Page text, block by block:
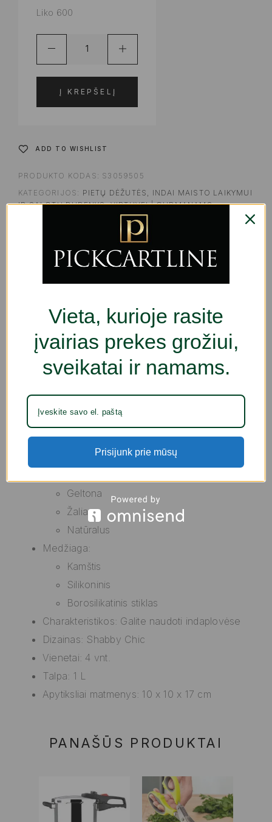
Liko 600
Į KREPŠELĮ
ADD TO WISHLIST
PRODUKTO KODAS: S3059505
KATEGORIJOS: PIETŲ DĖŽUTĖS, INDAI MAISTO LAIKYMUI
IR SALOTŲ DUBENYS,VIRTUVEI | GURMANAMS,
VIRTUVĖS PRIEDAI IR REIKMENYS MAISTO GAMINIMUI
APRAŠYMAS PAPILDOMA INFORMACIJA
Jei jums patinka rūpintis kiekviena namų detale ir
turėti pažangiausius produktus, palengvinančius
gyvenimą, įsigykiteAlavas Home ESPRIT Geltona
Žalia Natūralus Kamštis Silikoninis Borosilikatinis
stiklas Shabby Chic 1 L (4 vnt.)
Svarbi informacija: Dizainas priklauso nuo
atsargų sandėlyje
Geltona
Žalia
Natūralus
Medžiaga:
Kamštis
Silikoninis
Borosilikatinis stiklas
Charakteristikos: Galite naudoti indaplovėse
Dizainas: Shabby Chic
Vienetai: 4 vnt.
Talpa: 1 L
Apytiksliai matmenys: 10 x 10 x 17 cm
PANAŠŪS PRODUKTAI
Vieta, kurioje rasite
įvairias prekes grožiui,
sveikatai ir namams.
Prisijunk prie mūsų